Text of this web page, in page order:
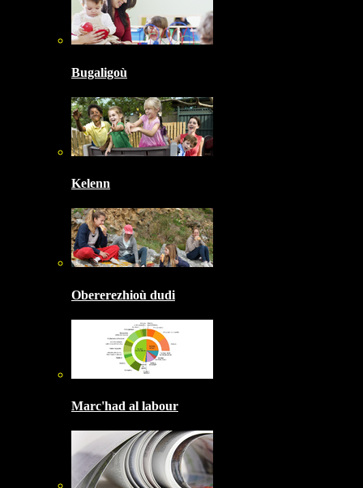
Bugaligoù
Kelenn
Obererezhioù dudi
Marc'had al labour